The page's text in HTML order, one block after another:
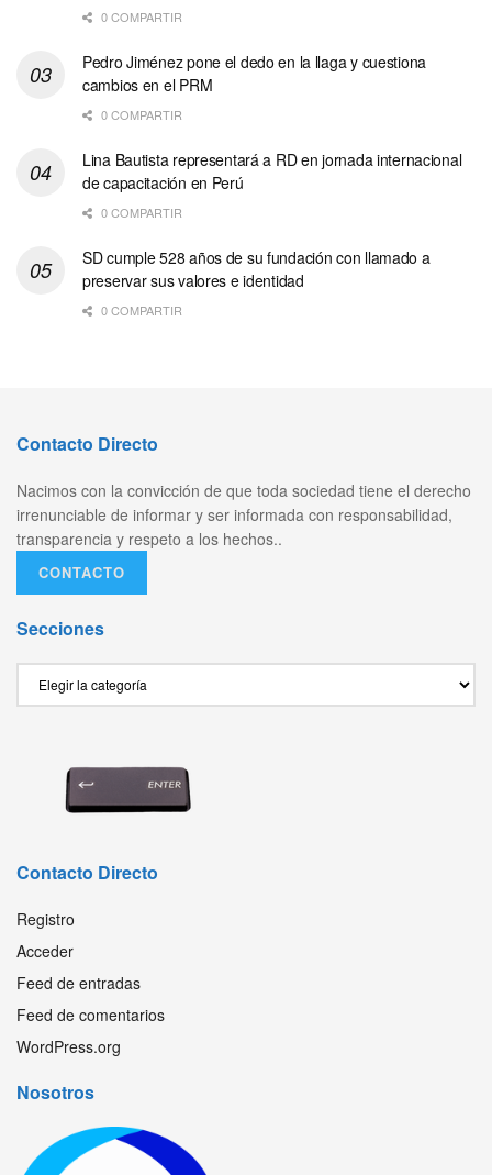
0 COMPARTIR
Pedro Jiménez pone el dedo en la llaga y cuestiona
cambios en el PRM
0 COMPARTIR
Lina Bautista representará a RD en jornada internacional
de capacitación en Perú
0 COMPARTIR
SD cumple 528 años de su fundación con llamado a
preservar sus valores e identidad
0 COMPARTIR
Contacto Directo
Nacimos con la convicción de que toda sociedad tiene el derecho
irrenunciable de informar y ser informada con responsabilidad,
transparencia y respeto a los hechos..
CONTACTO
Secciones
Contacto Directo
Registro
Acceder
Feed de entradas
Feed de comentarios
WordPress.org
Nosotros